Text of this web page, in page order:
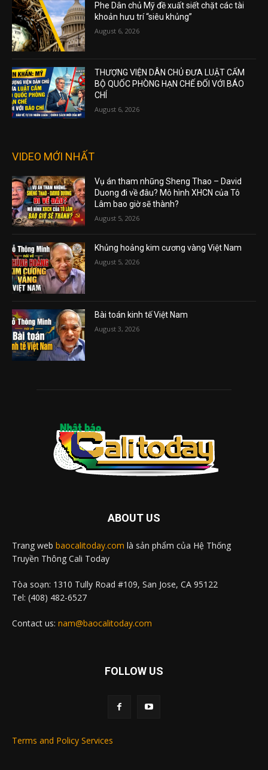
Phe Dân chủ Mỹ đề xuất siết chặt các tài
khoản hưu trí “siêu khủng”
August 6, 2026
THƯỢNG VIỆN DÂN CHỦ ĐƯA LUẬT CẤM
BỘ QUỐC PHÒNG HẠN CHẾ ĐỐI VỚI BÁO
CHÍ
August 6, 2026
VIDEO MỚI NHẤT
Vụ án tham nhũng Sheng Thao – David
Duong đi về đâu? Mô hình XHCN của Tô
Lâm bao giờ sẽ thành?
August 5, 2026
Khủng hoảng kim cương vàng Việt Nam
August 5, 2026
Bài toán kinh tế Việt Nam
August 3, 2026
ABOUT US
Trang web baocalitoday.com là sản phẩm của Hệ Thống
Truyền Thông Cali Today
Tòa soạn: 1310 Tully Road #109, San Jose, CA 95122
Tel: (408) 482-6527
Contact us: nam@baocalitoday.com
FOLLOW US
Terms and Policy Services